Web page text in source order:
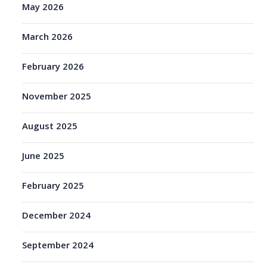
May 2026
March 2026
February 2026
November 2025
August 2025
June 2025
February 2025
December 2024
September 2024